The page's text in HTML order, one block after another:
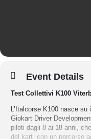
Event Details
Test Collettivi K100
L’Italcorse K100 nasce
Giokart Driver
piloti dagli 8 ai 18 anni,
del kart, con un percorso